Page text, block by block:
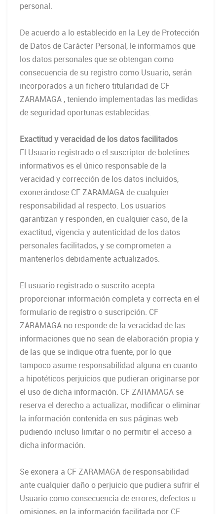
personal.
De acuerdo a lo establecido en la Ley de Protección
de Datos de Carácter Personal, le informamos que
los datos personales que se obtengan como
consecuencia de su registro como Usuario, serán
incorporados a un fichero titularidad de CF
ZARAMAGA , teniendo implementadas las medidas
de seguridad oportunas establecidas.
Exactitud y veracidad de los datos facilitados
El Usuario registrado o el suscriptor de boletines
informativos es el único responsable de la
veracidad y corrección de los datos incluidos,
exonerándose CF ZARAMAGA de cualquier
responsabilidad al respecto. Los usuarios
garantizan y responden, en cualquier caso, de la
exactitud, vigencia y autenticidad de los datos
personales facilitados, y se comprometen a
mantenerlos debidamente actualizados.
El usuario registrado o suscrito acepta
proporcionar información completa y correcta en el
formulario de registro o suscripción. CF
ZARAMAGA no responde de la veracidad de las
informaciones que no sean de elaboración propia y
de las que se indique otra fuente, por lo que
tampoco asume responsabilidad alguna en cuanto
a hipotéticos perjuicios que pudieran originarse por
el uso de dicha información. CF ZARAMAGA se
reserva el derecho a actualizar, modificar o eliminar
la información contenida en sus páginas web
pudiendo incluso limitar o no permitir el acceso a
dicha información.
Se exonera a CF ZARAMAGA de responsabilidad
ante cualquier daño o perjuicio que pudiera sufrir el
Usuario como consecuencia de errores, defectos u
omisiones, en la información facilitada por CF